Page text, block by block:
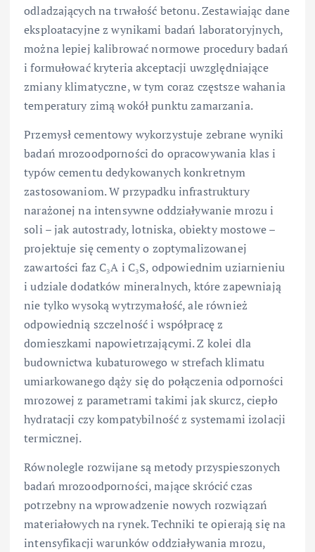
odladzających na trwałość betonu. Zestawiając dane
eksploatacyjne z wynikami badań laboratoryjnych,
można lepiej kalibrować normowe procedury badań
i formułować kryteria akceptacji uwzględniające
zmiany klimatyczne, w tym coraz częstsze wahania
temperatury zimą wokół punktu zamarzania.
Przemysł cementowy wykorzystuje zebrane wyniki
badań mrozoodporności do opracowywania klas i
typów cementu dedykowanych konkretnym
zastosowaniom. W przypadku infrastruktury
narażonej na intensywne oddziaływanie mrozu i
soli – jak autostrady, lotniska, obiekty mostowe –
projektuje się cementy o zoptymalizowanej
zawartości faz C₃A i C₃S, odpowiednim uziarnieniu
i udziale dodatków mineralnych, które zapewniają
nie tylko wysoką wytrzymałość, ale również
odpowiednią szczelność i współpracę z
domieszkami napowietrzającymi. Z kolei dla
budownictwa kubaturowego w strefach klimatu
umiarkowanego dąży się do połączenia odporności
mrozowej z parametrami takimi jak skurcz, ciepło
hydratacji czy kompatybilność z systemami izolacji
termicznej.
Równolegle rozwijane są metody przyspieszonych
badań mrozoodporności, mające skrócić czas
potrzebny na wprowadzenie nowych rozwiązań
materiałowych na rynek. Techniki te opierają się na
intensyfikacji warunków oddziaływania mrozu,